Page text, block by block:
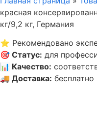
красная
кг/9,2 кг, Германия
⭐ Рекомендовано
🎯 Статус: для
📊 Качество:
🚚 Доставка: